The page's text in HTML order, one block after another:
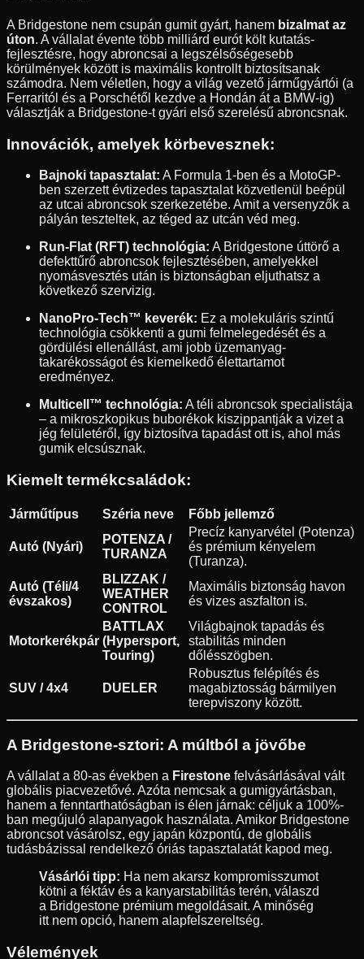
A Bridgestone nem csupán gumit gyárt, hanem bizalmat az
úton. A vállalat évente több milliárd eurót költ kutatás-
fejlesztésre, hogy abroncsai a legszélsőségesebb
körülmények között is maximális kontrollt biztosítsanak
számodra. Nem véletlen, hogy a világ vezető járműgyártói (a
Ferraritól és a Porschétől kezdve a Hondán át a BMW-ig)
választják a Bridgestone-t gyári első szerelésű abroncsnak.
Innovációk, amelyek körbevesznek:
Bajnoki tapasztalat: A Formula 1-ben és a MotoGP-
ben szerzett évtizedes tapasztalat közvetlenül beépül
az utcai abroncsok szerkezetébe. Amit a versenyzők a
pályán teszteltek, az téged az utcán véd meg.
Run-Flat (RFT) technológia: A Bridgestone úttörő a
defekttűrő abroncsok fejlesztésében, amelyekkel
nyomásvesztés után is biztonságban eljuthatsz a
következő szervizig.
NanoPro-Tech™ keverék: Ez a molekuláris szintű
technológia csökkenti a gumi felmelegedését és a
gördülési ellenállást, ami jobb üzemanyag-
takarékosságot és kiemelkedő élettartamot
eredményez.
Multicell™ technológia: A téli abroncsok specialistája
– a mikroszkopikus buborékok kiszippantják a vizet a
jég felületéről, így biztosítva tapadást ott is, ahol más
gumik elcsúsznak.
Kiemelt termékcsaládok:
Járműtípus Széria neve Főbb jellemző
Autó (Nyári)
POTENZA /
TURANZA
Precíz kanyarvétel (Potenza)
és prémium kényelem
(Turanza).
Autó (Téli/4
évszakos)
BLIZZAK /
WEATHER
CONTROL
Maximális biztonság havon
és vizes aszfalton is.
Motorkerékpár
BATTLAX
(Hypersport,
Touring)
Világbajnok tapadás és
stabilitás minden
dőlésszögben.
SUV / 4x4 DUELER
Robusztus felépítés és
magabiztosság bármilyen
terepviszony között.
A Bridgestone-sztori: A múltból a jövőbe
A vállalat a 80-as években a Firestone felvásárlásával vált
globális piacvezetővé. Azóta nemcsak a gumigyártásban,
hanem a fenntarthatóságban is élen járnak: céljuk a 100%-
ban megújuló alapanyagok használata. Amikor Bridgestone
abroncsot vásárolsz, egy japán központú, de globális
tudásbázissal rendelkező óriás tapasztalatát kapod meg.
Vásárlói tipp: Ha nem akarsz kompromisszumot
kötni a féktáv és a kanyarstabilitás terén, válaszd
a Bridgestone prémium megoldásait. A minőség
itt nem opció, hanem alapfelszereltség.
Vélemények